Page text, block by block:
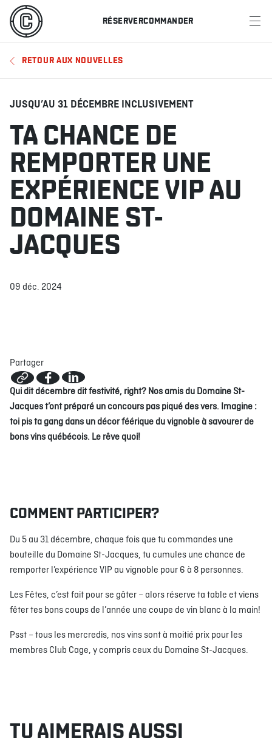
RÉSERVERCOMMANDER
MENU
RESTAURANTS
OFFRES ET PROMOTIONS
CARTES-CADEAUX
HORAIRE DES SPORTS
RÉSERVER
COMMANDER
DONNER VOTRE OPINION
RETOUR AUX NOUVELLES
JUSQU’AU 31 DÉCEMBRE INCLUSIVEMENT
TA CHANCE DE
REMPORTER UNE
EXPÉRIENCE VIP AU
DOMAINE ST-
JACQUES
09 déc. 2024
Partager
Qui dit décembre dit festivité, right? Nos amis du Domaine St-
Jacques t’ont préparé un concours pas piqué des vers. Imagine :
toi pis ta gang dans un décor féérique du vignoble à savourer de
bons vins québécois. Le rêve quoi!
COMMENT PARTICIPER?
Du 5 au 31 décembre, chaque fois que tu commandes une
bouteille du Domaine St-Jacques, tu cumules une chance de
remporter l’expérience VIP au vignoble pour 6 à 8 personnes.
Les Fêtes, c’est fait pour se gâter – alors réserve ta table et viens
fêter tes bons coups de l’année une coupe de vin blanc à la main!
Psst – tous les mercredis, nos vins sont à moitié prix pour les
membres Club Cage, y compris ceux du Domaine St-Jacques.
TU AIMERAIS AUSSI